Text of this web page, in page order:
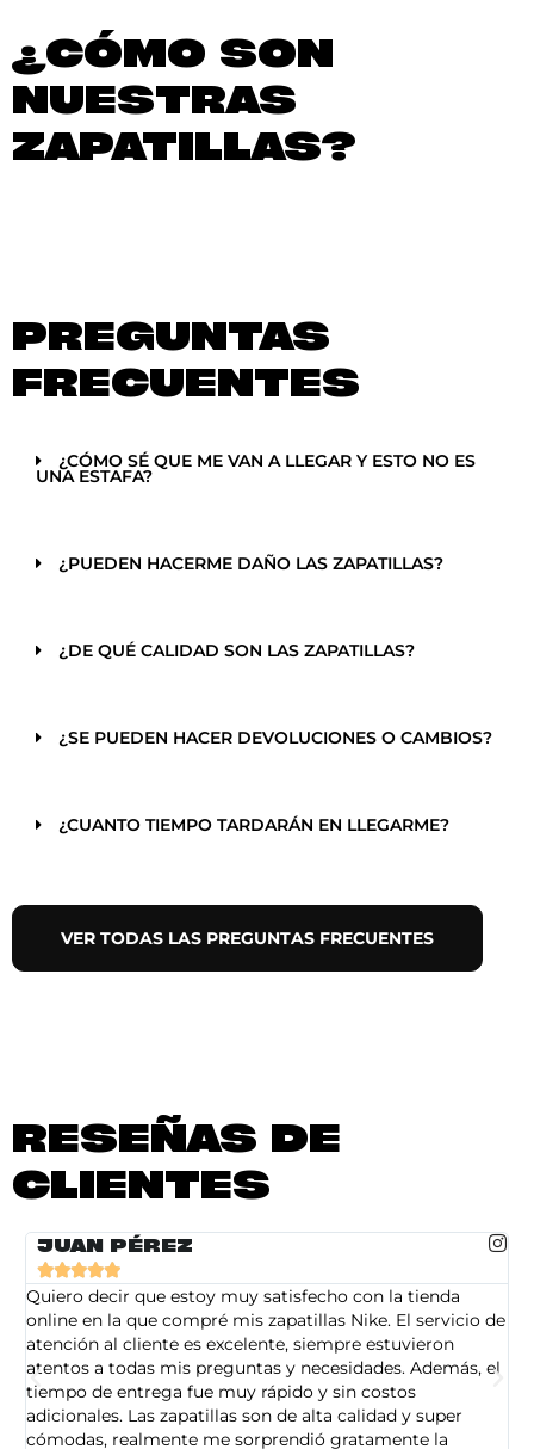
¿CÓMO SON
NUESTRAS
ZAPATILLAS?
PREGUNTAS
FRECUENTES
¿CÓMO SÉ QUE ME VAN A LLEGAR Y ESTO NO ES
UNA ESTAFA?
¿PUEDEN HACERME DAÑO LAS ZAPATILLAS?
¿DE QUÉ CALIDAD SON LAS ZAPATILLAS?
¿SE PUEDEN HACER DEVOLUCIONES O CAMBIOS?
¿CUANTO TIEMPO TARDARÁN EN LLEGARME?
VER TODAS LAS PREGUNTAS FRECUENTES
RESEÑAS DE
CLIENTES
JUAN PÉREZ

Quiero decir que estoy muy satisfecho con la tienda
online en la que compré mis zapatillas Nike. El servicio de
atención al cliente es excelente, siempre estuvieron
atentos a todas mis preguntas y necesidades. Además, el
tiempo de entrega fue muy rápido y sin costos
adicionales. Las zapatillas son de alta calidad y super
cómodas, realmente me sorprendió gratamente la